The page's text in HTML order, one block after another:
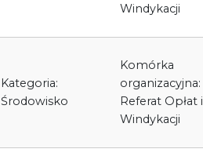
Windykacji
Kategoria:
Środowisko
Komórka
organizacyjna:
Referat Opłat i
Windykacji